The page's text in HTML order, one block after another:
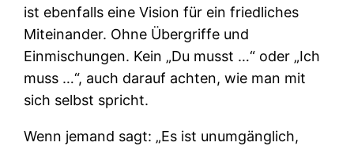
ist ebenfalls eine Vision für ein friedliches
Miteinander. Ohne Übergriffe und
Einmischungen. Kein „Du musst …“ oder „Ich
muss …“, auch darauf achten, wie man mit
sich selbst spricht.
Wenn jemand sagt: „Es ist unumgänglich,